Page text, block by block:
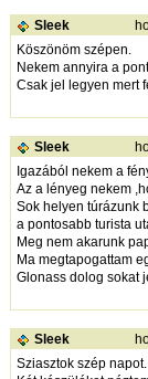
Sleek
Köszönöm szépen.
Nekem annyira a
Csak jel legyen mert
Sleek
Igazából nekem a
Az a lényeg nekem
Sok helyen túrázunk
a pontosabb turista
Meg nem akarunk
Ma megtapogattam
Glonass dolog sokat
Sleek
Sziasztok szép